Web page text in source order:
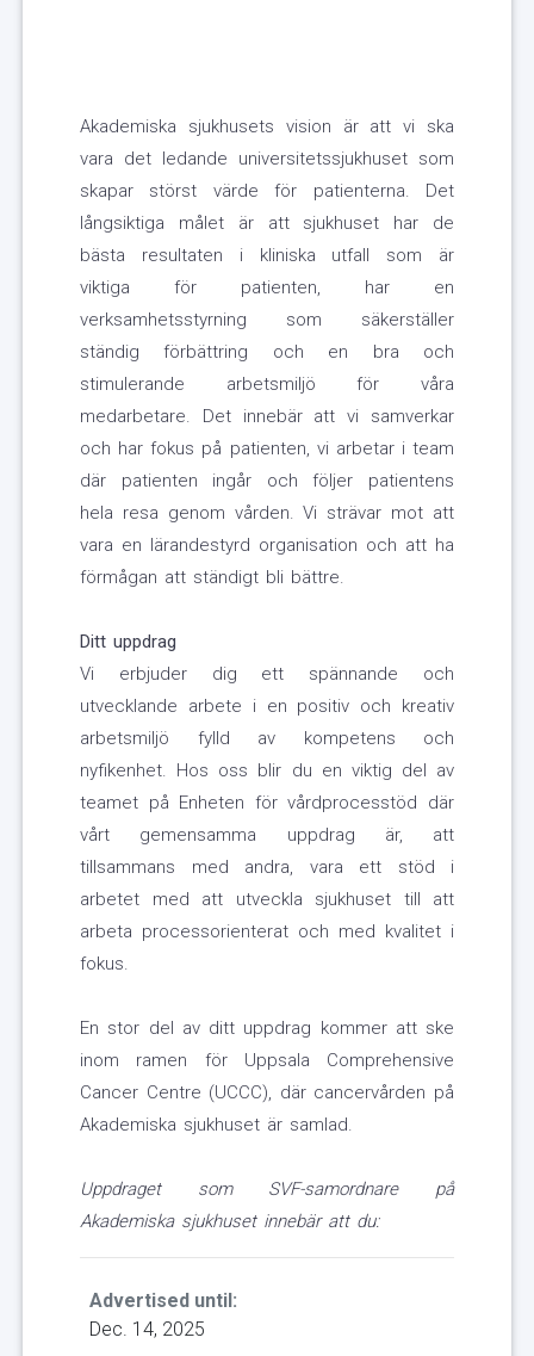
Akademiska sjukhusets vision är att vi ska
vara det ledande universitetssjukhuset som
skapar störst värde för patienterna. Det
långsiktiga målet är att sjukhuset har de
bästa resultaten i kliniska utfall som är
viktiga för patienten, har en
verksamhetsstyrning som säkerställer
ständig förbättring och en bra och
stimulerande arbetsmiljö för våra
medarbetare. Det innebär att vi samverkar
och har fokus på patienten, vi arbetar i team
där patienten ingår och följer patientens
hela resa genom vården. Vi strävar mot att
vara en lärandestyrd organisation och att ha
förmågan att ständigt bli bättre.
Ditt uppdrag
Vi erbjuder dig ett spännande och
utvecklande arbete i en positiv och kreativ
arbetsmiljö fylld av kompetens och
nyfikenhet. Hos oss blir du en viktig del av
teamet på Enheten för vårdprocesstöd där
vårt gemensamma uppdrag är, att
tillsammans med andra, vara ett stöd i
arbetet med att utveckla sjukhuset till att
arbeta processorienterat och med kvalitet i
fokus.
En stor del av ditt uppdrag kommer att ske
inom ramen för Uppsala Comprehensive
Cancer Centre (UCCC), där cancervården på
Akademiska sjukhuset är samlad.
Uppdraget som SVF-samordnare på
Akademiska sjukhuset innebär att du:
Advertised until:
Dec. 14, 2025